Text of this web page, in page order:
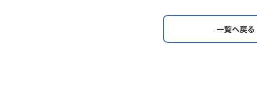
一覧へ戻る